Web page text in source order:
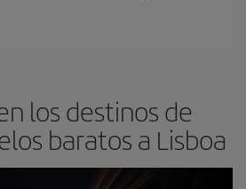
los destinos de
baratos a Lisboa